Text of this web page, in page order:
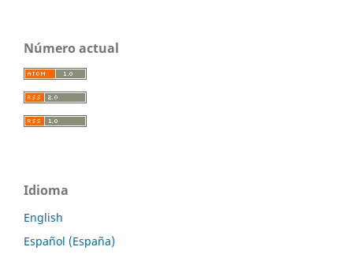
Número actual
Idioma
English
Español (España)